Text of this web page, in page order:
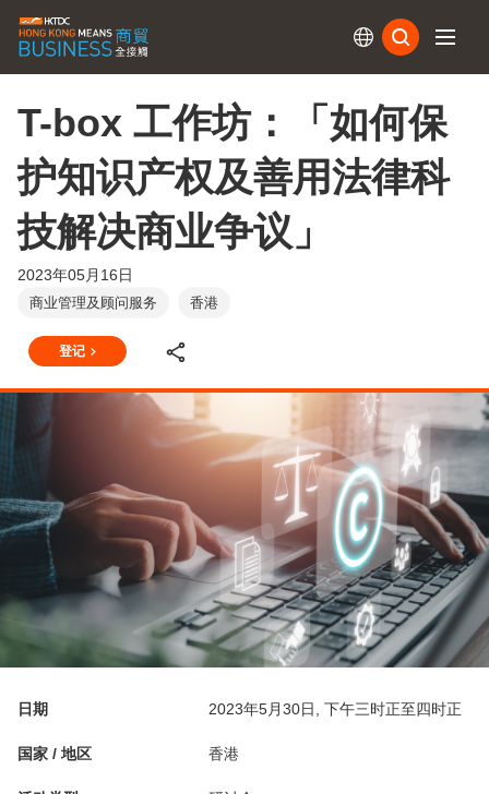
T-box 工作坊：「如何保
护知识产权及善用法律科
技解决商业争议」
2023年05月16日
商业管理及顾问服务 香港
登记
日期 2023年5月30日, 下午三时正至四时正
国家 / 地区 香港